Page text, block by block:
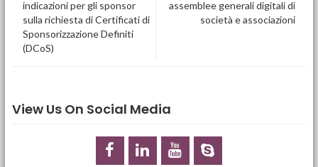
indicazioni per gli sponsor
sulla richiesta di Certificati di
Sponsorizzazione Definiti
(DCoS)
assemblee generali digitali di
società e associazioni
View Us On Social Media